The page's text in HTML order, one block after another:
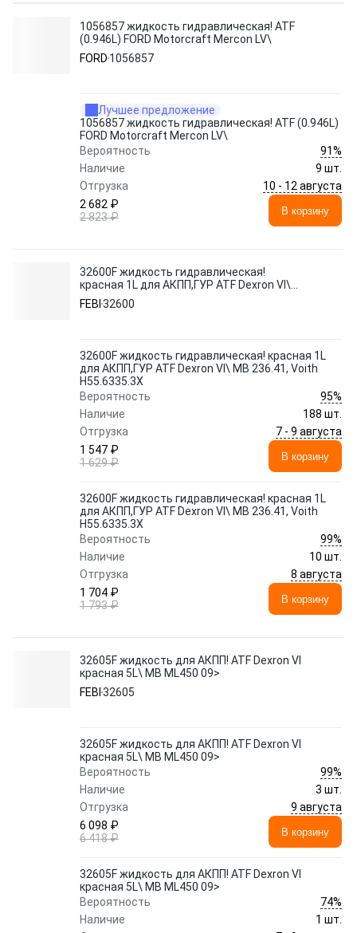
1056857 жидкость гидравлическая! ATF
(0.946L) FORD Motorcraft Mercon LV\
FORD 1056857
Лучшее предложение
1056857 жидкость гидравлическая! ATF (0.946L)
FORD Motorcraft Mercon LV\
Вероятность
91%
Наличие
9 шт.
Отгрузка
10 - 12 августа
2 682 ₽
2 823 ₽
В корзину
32600F жидкость гидравлическая!
красная 1L для АКПП,ГУР ATF Dexron VI\
MB 236.41, Voith H55.6335.3X
FEBI 32600
32600F жидкость гидравлическая! красная 1L
для АКПП,ГУР ATF Dexron VI\ MB 236.41, Voith
H55.6335.3X
Вероятность
95%
Наличие
188 шт.
Отгрузка
7 - 9 августа
1 547 ₽
1 629 ₽
В корзину
32600F жидкость гидравлическая! красная 1L
для АКПП,ГУР ATF Dexron VI\ MB 236.41, Voith
H55.6335.3X
Вероятность
99%
Наличие
10 шт.
Отгрузка
8 августа
1 704 ₽
1 793 ₽
В корзину
32605F жидкость для АКПП! ATF Dexron VI
красная 5L\ MB ML450 09>
FEBI 32605
32605F жидкость для АКПП! ATF Dexron VI
красная 5L\ MB ML450 09>
Вероятность
99%
Наличие
3 шт.
Отгрузка
9 августа
6 098 ₽
6 418 ₽
В корзину
32605F жидкость для АКПП! ATF Dexron VI
красная 5L\ MB ML450 09>
Вероятность
74%
Наличие
1 шт.